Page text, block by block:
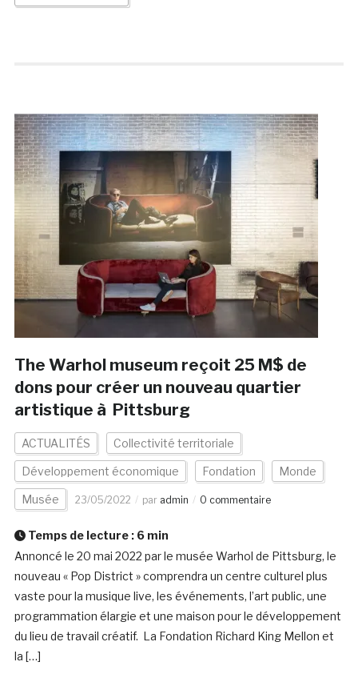
The Warhol museum reçoit 25 M$ de
dons pour créer un nouveau quartier
artistique à Pittsburg
ACTUALITÉS Collectivité territoriale
Développement économique Fondation Monde
Musée 23/05/2022 par admin 0 commentaire
Temps de lecture : 6 min
Annoncé le 20 mai 2022 par le musée Warhol de Pittsburg, le
nouveau « Pop District » comprendra un centre culturel plus
vaste pour la musique live, les événements, l’art public, une
programmation élargie et une maison pour le développement
du lieu de travail créatif. La Fondation Richard King Mellon et
la […]